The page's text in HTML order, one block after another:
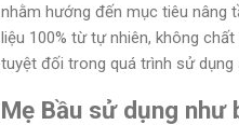
nhằm hướng đến mục tiêu nâng
liệu 100% từ tự nhiên, không
tuyệt đối trong quá trình sử dụng
Mẹ Bầu sử dụng như